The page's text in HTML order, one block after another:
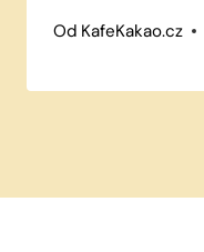
Od KafeKakao.cz